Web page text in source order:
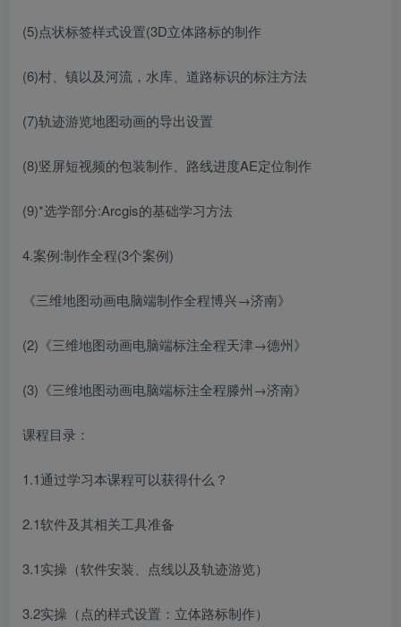
(5)点状标签样式设置(3D立体路标的制作
(6)村、镇以及河流，水库、道路标识的标注方法
(7)轨迹游览地图动画的导出设置
(8)竖屏短视频的包装制作、路线进度AE定位制作
(9)*选学部分:Arcgis的基础学习方法
4.案例:制作全程(3个案例)
《三维地图动画电脑端制作全程博兴→济南》
(2)《三维地图动画电脑端标注全程天津→德州》
(3)《三维地图动画电脑端标注全程滕州→济南》
课程目录：
1.1通过学习本课程可以获得什么？
2.1软件及其相关工具准备
3.1实操（软件安装、点线以及轨迹游览）
3.2实操（点的样式设置：立体路标制作）